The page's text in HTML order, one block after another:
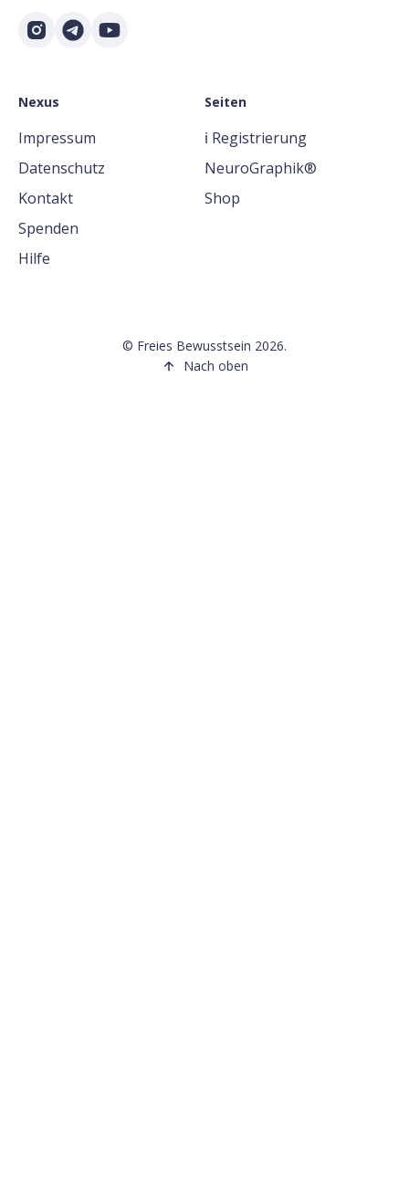
Nexus
Impressum
Datenschutz
Kontakt
Spenden
Hilfe
Seiten
ℹ️ Registrierung
NeuroGraphik®
Shop
© Freies Bewusstsein 2026.
Nach oben